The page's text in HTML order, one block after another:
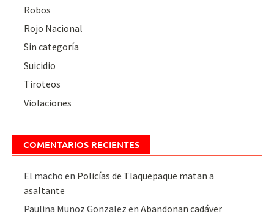
Robos
Rojo Nacional
Sin categoría
Suicidio
Tiroteos
Violaciones
COMENTARIOS RECIENTES
El macho en Policías de Tlaquepaque matan a
asaltante
Paulina Munoz Gonzalez enAbandonan cadáver